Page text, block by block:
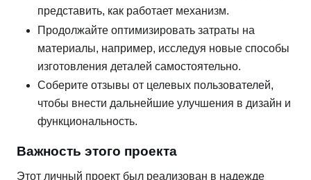
представить, как работает механизм.
Продолжайте оптимизировать затраты на
материалы, например, исследуя новые способы
изготовления деталей самостоятельно.
Соберите отзывы от целевых пользователей,
чтобы внести дальнейшие улучшения в дизайн и
функциональность.
Важность этого проекта
Этот личный проект был реализован в надежде